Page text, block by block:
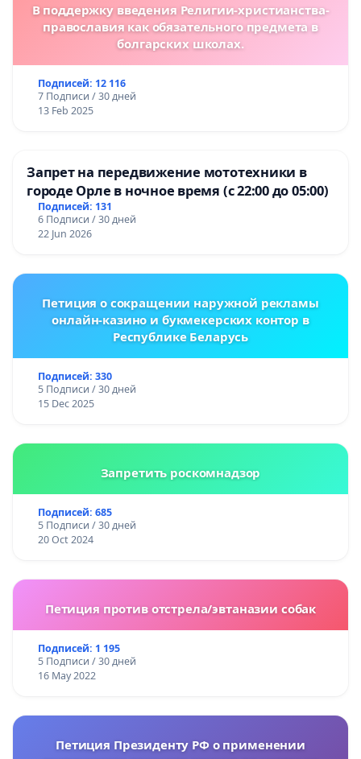
В поддержку введения Религии-христианства-
православия как обязательного предмета в
болгарских школах.
Подписей: 12 116
7 Подписи / 30 дней
13 Feb 2025
Запрет на передвижение мототехники в
городе Орле в ночное время (с 22:00 до 05:00)
Подписей: 131
6 Подписи / 30 дней
22 Jun 2026
Петиция о сокращении наружной рекламы
онлайн-казино и букмекерских контор в
Республике Беларусь
Подписей: 330
5 Подписи / 30 дней
15 Dec 2025
Запретить роскомнадзор
Подписей: 685
5 Подписи / 30 дней
20 Oct 2024
Петиция против отстрела/эвтаназии собак
Подписей: 1 195
5 Подписи / 30 дней
16 May 2022
Петиция Президенту РФ о применении